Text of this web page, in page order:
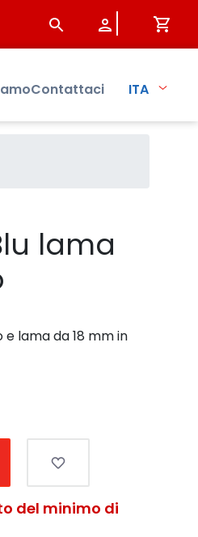
Contattaci ITA
lama
lama da 18 mm in
del minimo di